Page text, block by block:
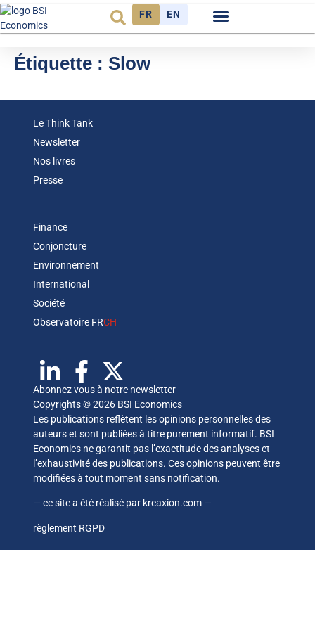
FR EN
Étiquette : Slow
Le Think Tank
Newsletter
Nos livres
Presse
Finance
Conjoncture
Environnement
International
Société
Observatoire FRCH
Abonnez vous à notre newsletter
Copyrights © 2026 BSI Economics
Les publications reflètent les opinions personnelles des
auteurs et sont publiées à titre purement informatif. BSI
Economics ne garantit pas l’exactitude des analyses et
l’exhaustivité des publications. Ces opinions peuvent être
modifiées à tout moment sans notification.
— ce site a été réalisé par kreaxion.com —
règlement RGPD